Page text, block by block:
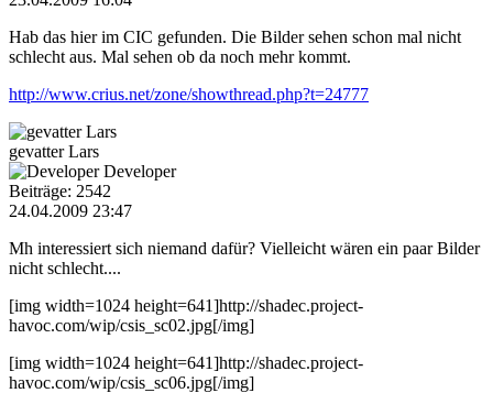
Hab das hier im CIC gefunden. Die Bilder sehen schon mal nicht
schlecht aus. Mal sehen ob da noch mehr kommt.
http://www.crius.net/zone/showthread.php?t=24777
gevatter Lars
Developer
Beiträge: 2542
24.04.2009 23:47
Mh interessiert sich niemand dafür? Vielleicht wären ein paar Bilder
nicht schlecht....
[img width=1024 height=641]http://shadec.project-
havoc.com/wip/csis_sc02.jpg[/img]
[img width=1024 height=641]http://shadec.project-
havoc.com/wip/csis_sc06.jpg[/img]